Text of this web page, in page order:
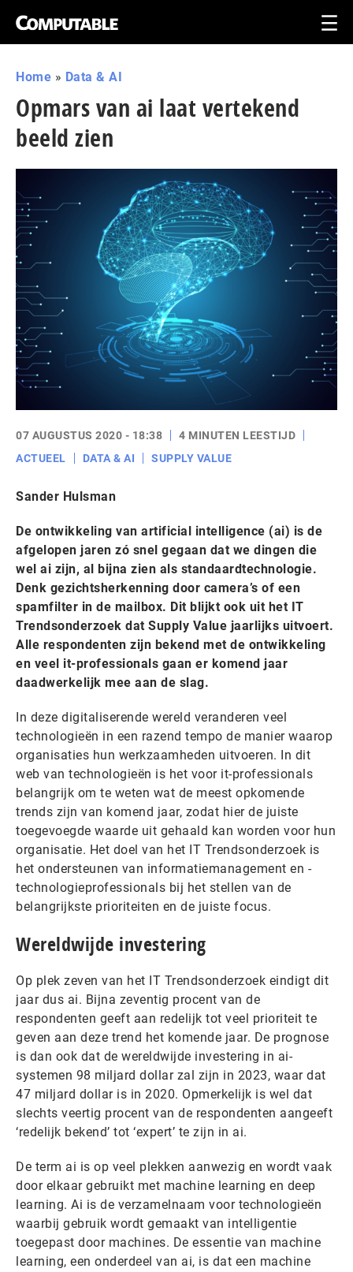
Home » Data & AI
Opmars van ai laat vertekend
beeld zien
07 AUGUSTUS 2020 - 18:38
4 MINUTEN LEESTIJD
ACTUEEL
DATA & AI SUPPLY VALUE
Sander Hulsman
De ontwikkeling van artificial intelligence (ai) is de
afgelopen jaren zó snel gegaan dat we dingen die
wel ai zijn, al bijna zien als standaardtechnologie.
Denk gezichtsherkenning door camera’s of een
spamfilter in de mailbox. Dit blijkt ook uit het IT
Trendsonderzoek dat Supply Value jaarlijks uitvoert.
Alle respondenten zijn bekend met de ontwikkeling
en veel it-professionals gaan er komend jaar
daadwerkelijk mee aan de slag.
In deze digitaliserende wereld veranderen veel
technologieën in een razend tempo de manier waarop
organisaties hun werkzaamheden uitvoeren. In dit
web van technologieën is het voor it-professionals
belangrijk om te weten wat de meest opkomende
trends zijn van komend jaar, zodat hier de juiste
toegevoegde waarde uit gehaald kan worden voor hun
organisatie. Het doel van het IT Trendsonderzoek is
het ondersteunen van informatiemanagement en -
technologieprofessionals bij het stellen van de
belangrijkste prioriteiten en de juiste focus.
Wereldwijde investering
Op plek zeven van het IT Trendsonderzoek eindigt dit
jaar dus ai. Bijna zeventig procent van de
respondenten geeft aan redelijk tot veel prioriteit te
geven aan deze trend het komende jaar. De prognose
is dan ook dat de wereldwijde investering in ai-
systemen 98 miljard dollar zal zijn in 2023, waar dat
47 miljard dollar is in 2020. Opmerkelijk is wel dat
slechts veertig procent van de respondenten aangeeft
‘redelijk bekend’ tot ‘expert’ te zijn in ai.
De term ai is op veel plekken aanwezig en wordt vaak
door elkaar gebruikt met machine learning en deep
learning. Ai is de verzamelnaam voor technologieën
waarbij gebruik wordt gemaakt van intelligentie
toegepast door machines. De essentie van machine
learning, een onderdeel van ai, is dat een machine